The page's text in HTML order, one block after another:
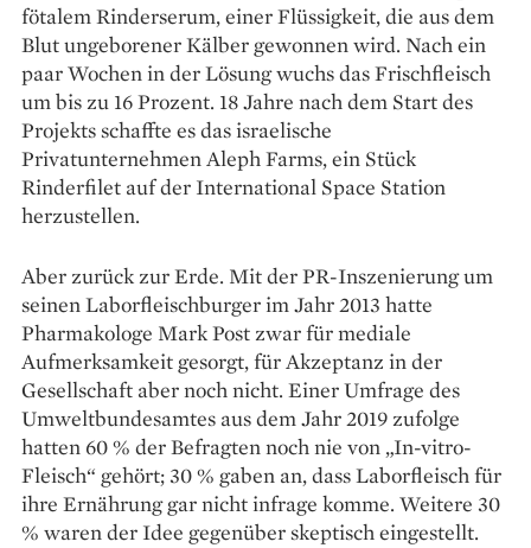
fötalem Rinder­serum, einer Flüssigkeit, die aus dem
Blut ungeborener Kälber gewonnen wird. Nach ein
paar Wochen in der Lösung wuchs das Frischfleisch
um bis zu 16 Prozent. 18 Jahre nach dem Start des
Projekts schaffte es das israelische
Privatunternehmen Aleph Farms, ein Stück
Rinderfilet auf der International Space Station
herzustellen.
Aber zurück zur Erde. Mit der PR-Ins­zenierung um
seinen Laborfleischburger im Jahr 2013 hatte
Pharma­kologe Mark Post zwar für mediale
Aufmerksamkeit gesorgt, für Akzeptanz in der
Gesellschaft aber noch nicht. Einer Um­frage des
Umweltbundesamtes aus dem Jahr 2019 zufolge
hatten 60 % der Befragten noch nie von „In-vitro-
Fleisch“ gehört; 30 % gaben an, dass Laborfleisch für
ihre Ernährung gar nicht infrage komme. Weitere 30
% waren der Idee gegenüber skeptisch eingestellt.